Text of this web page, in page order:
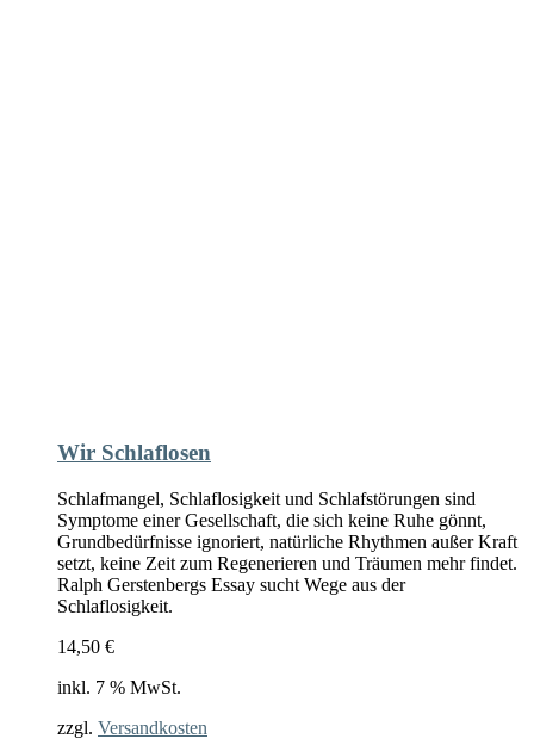
Wir Schlaflosen
Schlafmangel, Schlaflosigkeit und Schlafstörungen sind
Symptome einer Gesellschaft, die sich keine Ruhe gönnt,
Grundbedürfnisse ignoriert, natürliche Rhythmen außer Kraft
setzt, keine Zeit zum Regenerieren und Träumen mehr findet.
Ralph Gerstenbergs Essay sucht Wege aus der
Schlaflosigkeit.
14,50 €
inkl. 7 % MwSt.
zzgl. Versandkosten